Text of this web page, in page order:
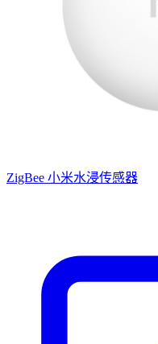
ZigBee 小米水浸传感器